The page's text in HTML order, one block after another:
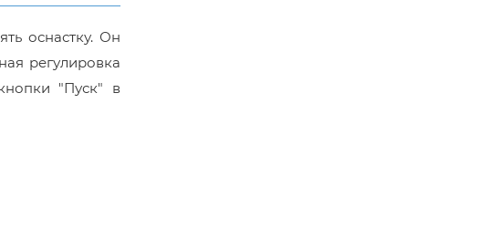
оснастку. Он
регулировка
"Пуск" в